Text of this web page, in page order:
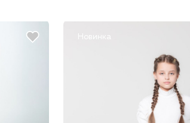
Новинка